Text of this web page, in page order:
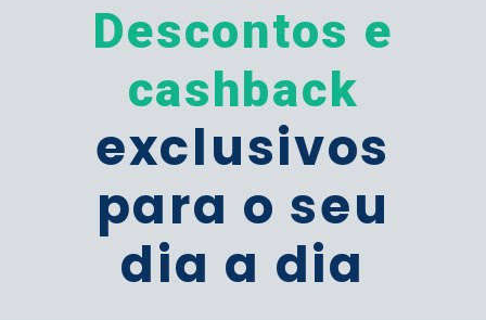
Descontos e
cashback
exclusivos
para o seu
dia a dia